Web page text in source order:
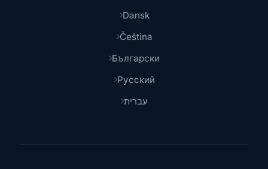
Dansk
Čeština
Български
Русский
עברית